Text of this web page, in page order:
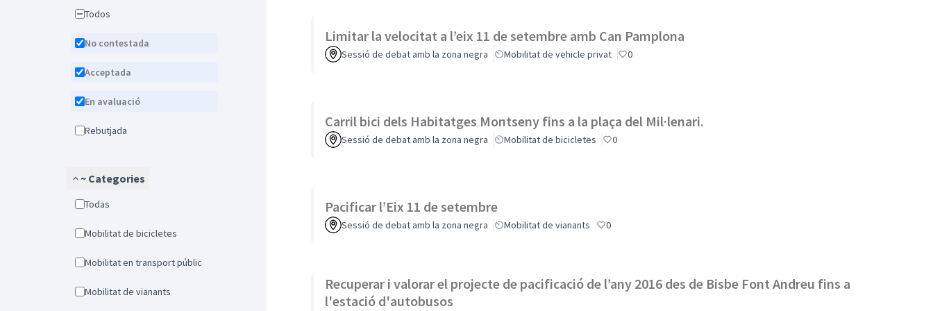
Todos
No contestada
Acceptada
En avaluació
Rebutjada
~ Categories
Todas
Mobilitat de bicicletes
Mobilitat en transport públic
Mobilitat de vianants
Limitar la velocitat a l’eix 11 de setembre amb Can Pamplona
Sessió de debat amb la zona negra Mobilitat de vehicle privat 0
Carril bici dels Habitatges Montseny fins a la plaça del Mil·lenari.
Sessió de debat amb la zona negra Mobilitat de bicicletes 0
Pacificar l’Eix 11 de setembre
Sessió de debat amb la zona negra Mobilitat de vianants 0
Recuperar i valorar el projecte de pacificació de l’any 2016 des de Bisbe Font Andreu fins a
l'estació d'autobusos